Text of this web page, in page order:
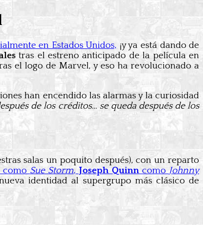
en Estados Unidos, ¡y ya está dando de
tras el estreno anticipado de la película en
el logo de Marvel, y eso ha revolucionado a
han encendido las alarmas y la curiosidad
de los créditos… se queda después de los
salas un poquito después), con un reparto
como Sue Storm, Joseph Quinncomo Johnny
identidad al supergrupo más clásico de